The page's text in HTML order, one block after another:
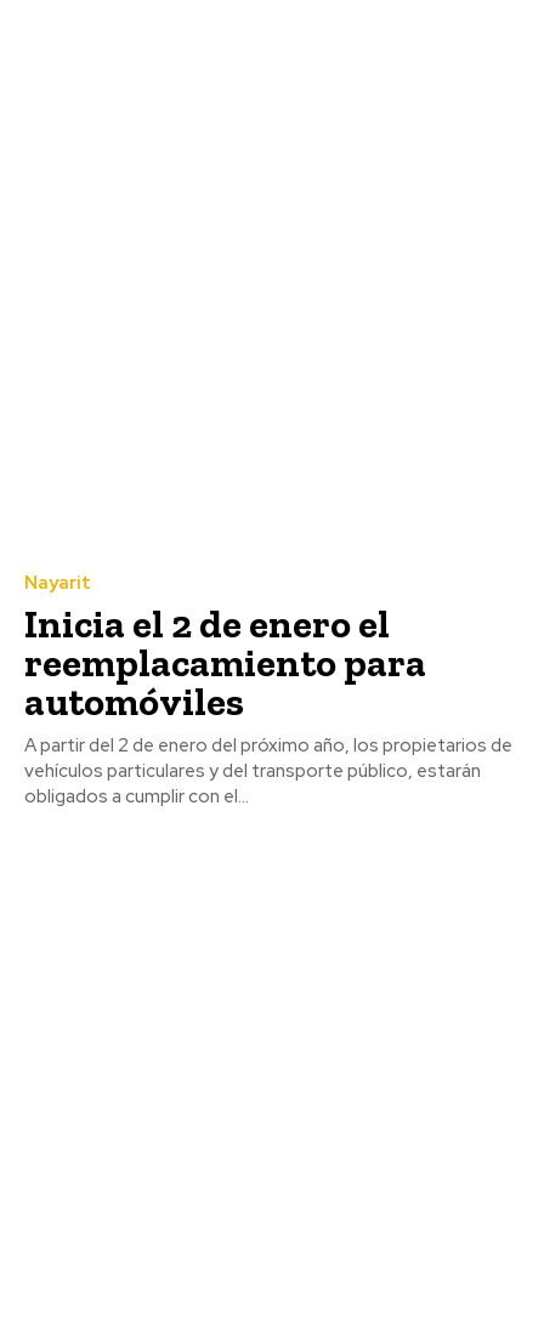
Nayarit
Inicia el 2 de enero el
reemplacamiento para
automóviles
A partir del 2 de enero del próximo año, los propietarios de
vehículos particulares y del transporte público, estarán
obligados a cumplir con el...